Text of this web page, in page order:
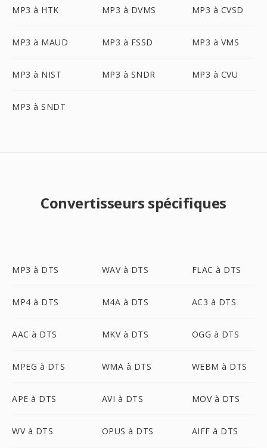
MP3 à HTK MP3 à DVMS MP3 à CVSD
MP3 à MAUD MP3 à FSSD MP3 à VMS
MP3 à NIST MP3 à SNDR MP3 à CVU
MP3 à SNDT
Convertisseurs spécifiques
MP3 à DTS WAV à DTS FLAC à DTS
MP4 à DTS M4A à DTS AC3 à DTS
AAC à DTS MKV à DTS OGG à DTS
MPEG à DTS WMA à DTS WEBM à DTS
APE à DTS AVI à DTS MOV à DTS
WV à DTS OPUS à DTS AIFF à DTS